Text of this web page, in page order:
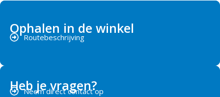
Ophalen in de winkel
Routebeschrijving
Heb je vragen?
Neem direct contact op